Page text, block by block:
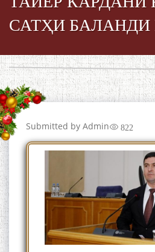
САТҲИ
Submitted by Admin 822